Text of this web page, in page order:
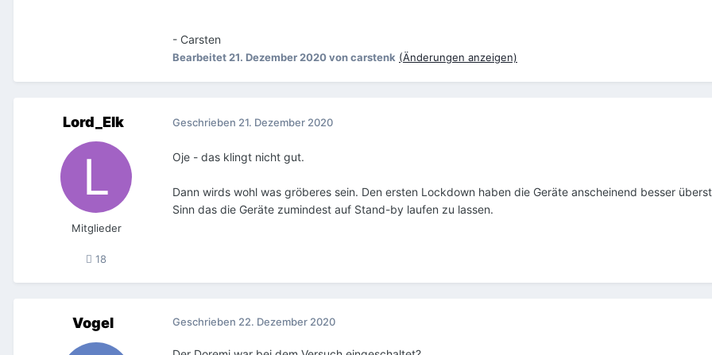
- Carsten
Bearbeitet 21. Dezember 2020von carstenk (Änderungen anzeigen)
Lord_Elk
Mitglieder
18
Geschrieben 21. Dezember 2020
Oje - das klingt nicht gut.
Dann wirds wohl was gröberes sein. Den ersten Lockdown haben die Geräte anscheinend besser
Sinn das die Geräte zumindest auf Stand-by laufen zu lassen.
Vogel Geschrieben 22. Dezember 2020